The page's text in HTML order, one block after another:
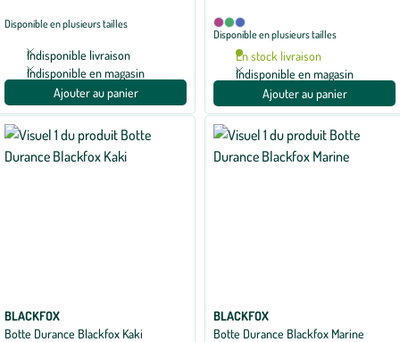
Disponible en plusieurs tailles
Indisponible livraison
Indisponible en magasin
Ajouter au panier
Disponible
en
coloris
Framboise
KakiMarine
Disponible en plusieurs tailles
En stock livraison
Indisponible en magasin
Ajouter au panier
BLACKFOX
Botte Durance Blackfox Kaki
BLACKFOX
Botte Durance Blackfox Marine